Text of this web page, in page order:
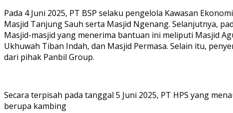
Pada 4 Juni 2025, PT BSP selaku pengelola Kawasan
Masjid Tanjung Sauh serta Masjid Ngenang. Selanjutnya,
Masjid-masjid yang menerima bantuan ini meliputi Masjid
Ukhuwah Tiban Indah, dan Masjid Permasa. Selain itu,
dari pihak Panbil Group.
Secara terpisah pada tanggal 5 Juni 2025, PT HPS yang
berupa kambing